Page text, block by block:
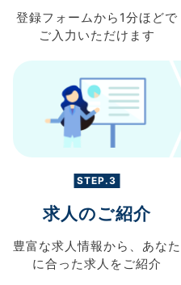
登録フォームから 1分ほどで
ご入力 いただけます
STEP.3
求人のご紹介
豊富な求人情報から、 あなた
に合った求人を ご紹介